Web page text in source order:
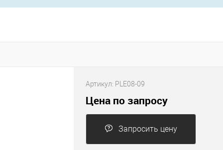
Артикул: PLE08-09
Цена по запросу
Запросить цену